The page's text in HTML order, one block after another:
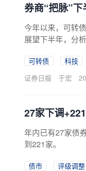
券商“把脉”
今年以来，可转
展望下半年，分
转债市场整体延
面，今年以来，
可转债
科技
证券日报
于宏
27家下调
年内已有27家债
到221家。
债市
评级调整